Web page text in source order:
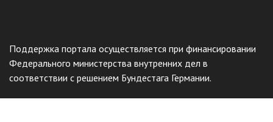
Поддержка портала осуществляется при финансировании
Федерального министерства внутренних дел в
соответствии с решением Бундестага Германии.